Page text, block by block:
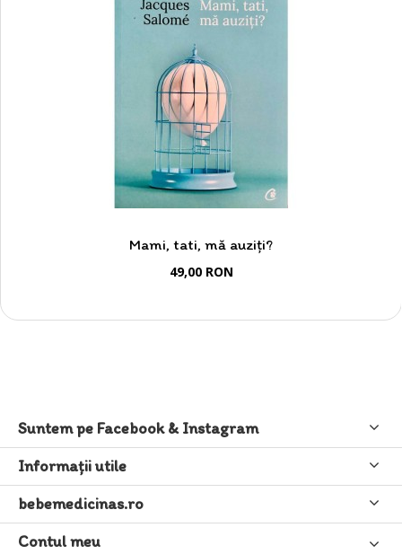
Mami, tati, mă auziți?
49,00 RON
Suntem pe Facebook & Instagram
Informaţii utile
bebemedicinas.ro
Contul meu